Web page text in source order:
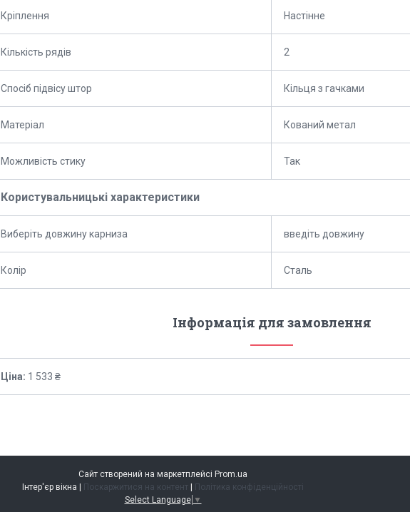
Кріплення Настінне
Кількість рядів 2
Спосіб підвісу штор Кільця з гачками
Матеріал Кований метал
Можливість стику Так
Користувальницькі характеристики
Виберіть довжину карниза введіть довжину
Колір Сталь
Інформація для замовлення
Ціна: 1 533 ₴
Сайт створений на маркетплейсі Prom.ua
Інтер'єр вікна | Поскаржитися на контент | Політика конфіденційності
Select Language ▼